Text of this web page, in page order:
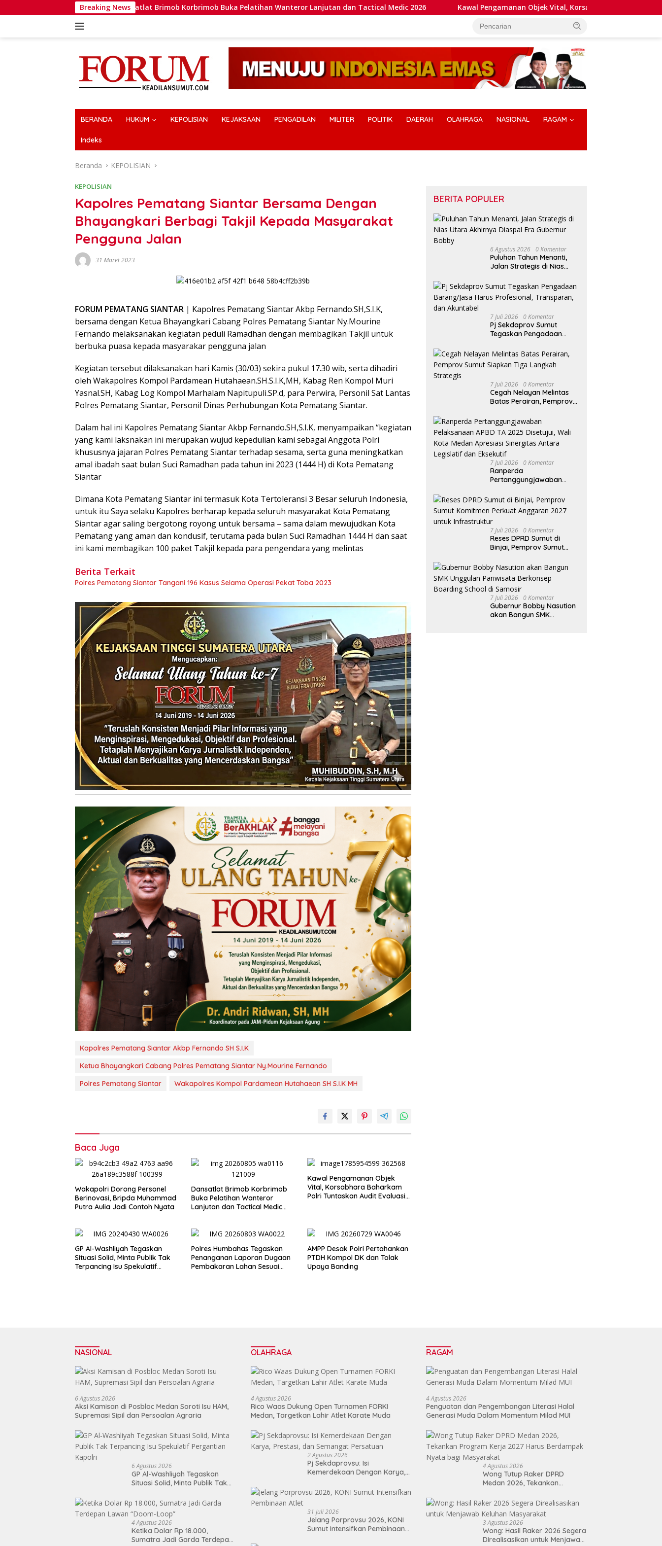
ke
Breaking News
Dansatlat Brimob Korbrimob Buka Pelatihan Wanteror Lanjutan dan Tactical Medic 2026 Kawal Pengamanan Objek Vital, Korsabhara Baharkam Polri Tuntaskan Audit
BERANDA HUKUM KEPOLISIAN KEJAKSAAN PENGADILAN MILITER POLITIK DAERAH OLAHRAGA NASIONAL RAGAM
Indeks
Beranda KEPOLISIAN
KEPOLISIAN
Kapolres Pematang Siantar Bersama Dengan
Bhayangkari Berbagi Takjil Kepada Masyarakat
Pengguna Jalan
31 Maret 2023
FORUM PEMATANG SIANTAR | Kapolres Pematang Siantar Akbp Fernando.SH,S.I.K,
bersama dengan Ketua Bhayangkari Cabang Polres Pematang Siantar Ny.Mourine
Fernando melaksanakan kegiatan peduli Ramadhan dengan membagikan Takjil untuk
berbuka puasa kepada masyarakar pengguna jalan
Kegiatan tersebut dilaksanakan hari Kamis (30/03) sekira pukul 17.30 wib, serta dihadiri
oleh Wakapolres Kompol Pardamean Hutahaean.SH.S.I.K,MH, Kabag Ren Kompol Muri
Yasnal.SH, Kabag Log Kompol Marhalam Napitupuli.SP.d, para Perwira, Personil Sat Lantas
Polres Pematang Siantar, Personil Dinas Perhubungan Kota Pematang Siantar.
Dalam hal ini Kapolres Pematang Siantar Akbp Fernando.SH,S.I.K, menyampaikan “kegiatan
yang kami laksnakan ini merupakan wujud kepedulian kami sebagai Anggota Polri
khususnya jajaran Polres Pematang Siantar terhadap sesama, serta guna meningkatkan
amal ibadah saat bulan Suci Ramadhan pada tahun ini 2023 (1444 H) di Kota Pematang
Siantar
Dimana Kota Pematang Siantar ini termasuk Kota Tertoleransi 3 Besar seluruh Indonesia,
untuk itu Saya selaku Kapolres berharap kepada seluruh masyarakat Kota Pematang
Siantar agar saling bergotong royong untuk bersama – sama dalam mewujudkan Kota
Pematang yang aman dan kondusif, terutama pada bulan Suci Ramadhan 1444 H dan saat
ini kami membagikan 100 paket Takjil kepada para pengendara yang melintas
Berita Terkait
Polres Pematang Siantar Tangani 196 Kasus Selama Operasi Pekat Toba 2023
Kapolres Pematang Siantar Akbp Fernando SH S.I.K
Ketua Bhayangkari Cabang Polres Pematang Siantar Ny.Mourine Fernando
Polres Pematang Siantar
Wakapolres Kompol Pardamean Hutahaean SH S.I.K MH
Baca Juga
Wakapolri Dorong Personel
Berinovasi, Bripda Muhammad
Putra Aulia Jadi Contoh Nyata
Dansatlat Brimob Korbrimob
Buka Pelatihan Wanteror
Lanjutan dan Tactical Medic
Kawal Pengamanan Objek
Vital, Korsabhara Baharkam
Polri Tuntaskan Audit Evaluasi
GP Al-Washliyah Tegaskan
Situasi Solid, Minta Publik Tak
Terpancing Isu Spekulatif
Polres Humbahas Tegaskan
Penanganan Laporan Dugaan
Pembakaran Lahan Sesuai
AMPP Desak Polri Pertahankan
PTDH Kompol DK dan Tolak
Upaya Banding
BERITA POPULER
6 Agustus 2026 0 Komentar
Puluhan Tahun Menanti,
Jalan Strategis di Nias
Era Gubernur Bobby
7 Juli 2026 0 Komentar
Pj Sekdaprov Sumut
Tegaskan Pengadaan
Profesional, Transparan,
dan Akuntabel
7 Juli 2026 0 Komentar
Cegah Nelayan Melintas
Batas Perairan, Pemprov
Langkah Strategis
7 Juli 2026 0 Komentar
Ranperda
Pertanggungjawaban
2025 Disetujui, Wali Kota
Medan Apresiasi Sinergitas
Antara Legislatif dan
Eksekutif
7 Juli 2026 0 Komentar
Reses DPRD Sumut di
Binjai, Pemprov Sumut
Anggaran 2027 untuk
Infrastruktur
7 Juli 2026 0 Komentar
Gubernur Bobby Nasution
akan Bangun SMK
NASIONAL
6 Agustus 2026
Aksi Kamisan di Posbloc Medan Soroti Isu HAM,
Supremasi Sipil dan Persoalan Agraria
6 Agustus 2026
GP Al-Washliyah Tegaskan
Situasi Solid, Minta Publik Tak
Pergantian Kapolri
4 Agustus 2026
Ketika Dolar Rp 18.000,
Sumatra Jadi Garda Terdepan
OLAHRAGA
4 Agustus 2026
Rico Waas Dukung Open Turnamen FORKI
Medan, Targetkan Lahir Atlet Karate Muda
2 Agustus 2026
Pj Sekdaprovsu: Isi
Kemerdekaan Dengan Karya,
Persatuan
31 Juli 2026
Jelang Porprovsu 2026, KONI
Sumut Intensifkan Pembinaan
RAGAM
4 Agustus 2026
Penguatan dan Pengembangan Literasi Halal
Generasi Muda Dalam Momentum Milad MUI
4 Agustus 2026
Wong Tutup Raker DPRD
Medan 2026, Tekankan
Berdampak Nyata bagi
Masyarakat
3 Agustus 2026
Wong: Hasil Raker 2026 Segera
Direalisasikan untuk Menjawab